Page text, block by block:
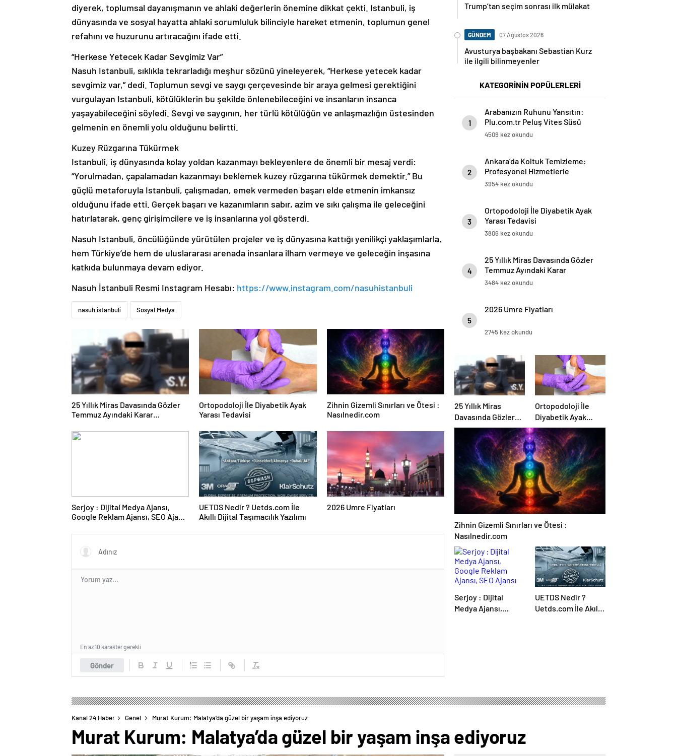
diyerek, toplumsal dayanışmanın ve ahlaki değerlerin önemine dikkat çekti. Istanbuli, iş
dünyasında ve sosyal hayatta ahlaki sorumluluk bilinciyle hareket etmenin, toplumun genel
refahını ve huzurunu artıracağını ifade etti.
“Herkese Yetecek Kadar Sevgimiz Var”
Nasuh Istanbuli, sıklıkla tekrarladığı meşhur sözünü yineleyerek, “Herkese yetecek kadar
sevgimiz var,” dedi. Toplumun sevgi ve saygı çerçevesinde bir araya gelmesi gerektiğini
vurgulayan Istanbuli, kötülüklerin bu şekilde önlenebileceğini ve insanların insanca
yaşayabileceğini söyledi. Sevgi ve saygının, her türlü kötülüğün ve anlaşmazlığın üstesinden
gelmenin en önemli yolu olduğunu belirtti.
Kuzey Rüzgarına Tükürmek
Istanbuli, iş dünyasında kolay yoldan kazanmayı bekleyenlere de önemli bir mesaj verdi:
“Yorulmadan, çapalamadan kazanmayı beklemek kuzey rüzgarına tükürmek demektir.” Bu
güçlü metaforuyla Istanbuli, çalışmadan, emek vermeden başarı elde etmenin imkansız
olduğunu ifade etti. Gerçek başarı ve kazanımların sabır, azim ve sıkı çalışma ile geleceğini
hatırlatarak, genç girişimcilere ve iş insanlarına yol gösterdi.
Nasuh Istanbuli, öncülüğünde yürütülen projeler ve iş dünyasına kattığı yenilikçi yaklaşımlarla,
hem Türkiye’de hem de uluslararası arenada insanlara ilham vermeye ve geleceğin inşasına
katkıda bulunmaya devam ediyor.
Nasuh İstanbuli Resmi Instagram Hesabı: https://www.instagram.com/nasuhistanbuli
nasuh istanbuli Sosyal Medya
25 Yıllık Miras Davasında Gözler
Temmuz Ayındaki Karar
Ortopodoloji İle Diyabetik Ayak
Yarası Tedavisi
Zihnin Gizemli Sınırları ve Ötesi :
Nasılnedir.com
Serjoy : Dijital Medya Ajansı,
Google Reklam Ajansı, SEO Ajansı
UETDS Nedir ? Uetds.com İle
Akıllı Dijital Taşımacılık Yazılımı
2026 Umre Fiyatları
Gönder
En az 10 karakter gerekli
Trump’tan seçim sonrası ilk mülakat
GÜNDEM 07 Ağustos 2026
Avusturya başbakanı Sebastian Kurz
ile ilgili bilinmeyenler
KATEGORİNİN POPÜLERLERİ
1
Arabanızın Ruhunu Yansıtın:
Plu.com.tr Peluş Vites Süsü
Modelleri
4509 kez okundu
2
Ankara’da Koltuk Temizleme:
Profesyonel Hizmetlerle
Temizlik ve Ferahlık
3954 kez okundu
3
Ortopodoloji İle Diyabetik Ayak
Yarası Tedavisi
3806 kez okundu
4
25 Yıllık Miras Davasında Gözler
Temmuz Ayındaki Karar
Duruşmasına Çevrildi
3484 kez okundu
5
2026 Umre Fiyatları
2745 kez okundu
25 Yıllık Miras
Davasında Gözler
Temmuz Ayındaki
Karar Duruşmasına
Çevrildi
Ortopodoloji İle
Diyabetik Ayak
Yarası Tedavisi
Zihnin Gizemli Sınırları ve Ötesi :
Nasılnedir.com
Serjoy : Dijital
Medya Ajansı,
UETDS Nedir ?
Uetds.com İle Akıllı
Kanal 24 Haber Genel Murat Kurum: Malatya’da güzel bir yaşam inşa ediyoruz
Murat Kurum: Malatya’da güzel bir yaşam inşa ediyoruz